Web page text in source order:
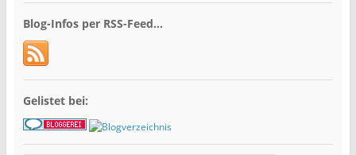
Blog-Infos per RSS-Feed…
Gelistet bei: